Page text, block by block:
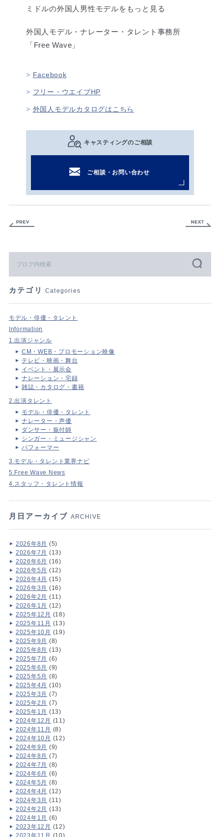
ミドルの外国人男性モデルをもっと見る
外国人モデル・ナレーター・タレント事務所
「Free Wave」
Facebook
フリー・ウエイブHP
外国人モデルカタログはこちら
キャスティングのご相談
ご相談・お問い合わせ
カテゴリ Categories
モデル・俳優・タレント
Information
1.出演ジャンル
CM・WEB・プロモーション映像
テレビ・映画・舞台
イベント・展示会
ナレーション・宅録
雑誌・カタログ・書籍
2.出演タレント
モデル・俳優・タレント
ナレーター・声優
ダンサー・振付師
シンガー・ミュージシャン
パフォーマー
3.モデル・タレント業界ナビ
5.Free Wave News
4.スタッフ・タレント情報
月日アーカイブ ARCHIVE
2026年8月 (5)
2026年7月 (13)
2026年6月 (16)
2026年5月 (12)
2026年4月 (15)
2026年3月 (16)
2026年2月 (11)
2026年1月 (12)
2025年12月 (18)
2025年11月 (13)
2025年10月 (19)
2025年9月 (8)
2025年8月 (13)
2025年7月 (6)
2025年6月 (9)
2025年5月 (8)
2025年4月 (10)
2025年3月 (7)
2025年2月 (7)
2025年1月 (13)
2024年12月 (11)
2024年11月 (8)
2024年10月 (12)
2024年9月 (9)
2024年8月 (7)
2024年7月 (8)
2024年6月 (6)
2024年5月 (8)
2024年4月 (12)
2024年3月 (11)
2024年2月 (13)
2024年1月 (6)
2023年12月 (12)
2023年11月 (10)